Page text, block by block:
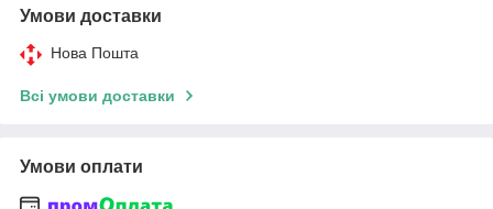
Умови доставки
Нова Пошта
Всі умови доставки
Умови оплати